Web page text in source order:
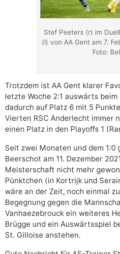
Stef Peeters (r) im
(l) von AA Gent am 7.
Foto:
Trotzdem ist AA Gent klarer
letzte Woche 2:1 auswärts
dadurch auf Platz 6 mit 5
Vierten RSC Anderlecht immer
einen Platz in den Playoffs 1
Seit zwei Monaten und dem 1:0
Beerschot am 11. Dezember
Meisterschaft nicht mehr
Pünktchen (in Kortrijk und
wäre an der Zeit, noch einmal
Begegnung gegen die
Vanhaezebrouck ein weiteres
Brügge und ein Auswärtsspiel
St. Gilloise anstehen.